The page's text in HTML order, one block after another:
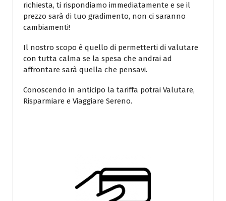
richiesta, ti rispondiamo immediatamente e se il
prezzo sarà di tuo gradimento, non ci saranno
cambiamenti!
Il nostro scopo è quello di permetterti di valutare
con tutta calma se la spesa che andrai ad
affrontare sarà quella che pensavi.
Conoscendo in anticipo la tariffa potrai Valutare,
Risparmiare e Viaggiare Sereno.